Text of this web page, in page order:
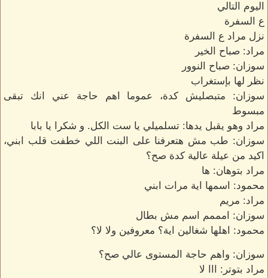
اليوم التالي
ع السفرة
نزل مراد ع السفرة
مراد: صباح الخير
سوزان: صباح النوور
نظر لها بإستغراب
سوزان: متبصليش كدة، عموما اهم حاجة عني انك تبقى
مبسوط
مراد وهو يقبل يدها: تسلميلي يا ست الكل. و شكرا يا بابا
سوزان: طب مش هتعرفنا على البنت اللي خطفت قلب ابني،
اكيد من عيلة عالية كدة صح؟
مراد بتوهان: ها
محمود: اسمها اية مرات ابني
مراد: مريم
سوزان: امممم اسم مش بطال
محمود: اهلها شغالين اية؟ معروفين ولا لا؟
سوزان: واهم حاجة المستوى عالي صح؟
مراد بتوتر: ااا لا